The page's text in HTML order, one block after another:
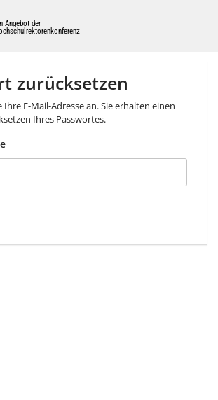
Angebot der
zurücksetzen
Ihre E-Mail-Adresse an. Sie erhalten einen
Ihres Passwortes.